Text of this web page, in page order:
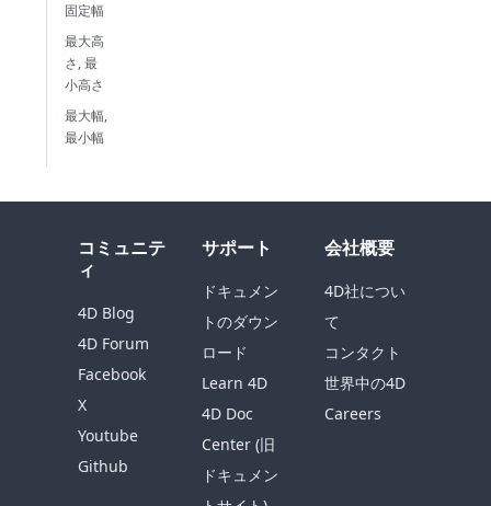
固定幅
最大高
さ, 最
小高さ
最大幅,
最小幅
コミュニテ
ィ
4D Blog
4D Forum
Facebook
X
Youtube
Github
サポート
ドキュメン
トのダウン
ロード
Learn 4D
4D Doc
Center (旧
ドキュメン
会社概要
4D社につい
て
コンタクト
世界中の4D
Careers